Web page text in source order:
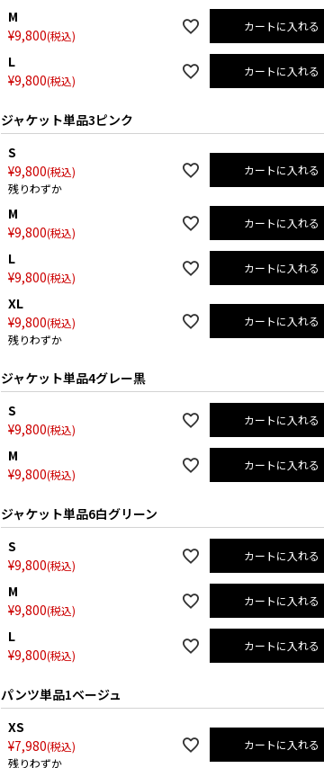
M
¥9,800 税込
カートに入れる
L
¥9,800 税込
カートに入れる
ジャケット単品3ピンク
S
¥9,800 税込
残りわずか
カートに入れる
M
¥9,800 税込
カートに入れる
L
¥9,800 税込
カートに入れる
XL
¥9,800 税込
残りわずか
カートに入れる
ジャケット単品4グレー黒
S
¥9,800 税込
カートに入れる
M
¥9,800 税込
カートに入れる
ジャケット単品6白グリーン
S
¥9,800 税込
カートに入れる
M
¥9,800 税込
カートに入れる
L
¥9,800 税込
カートに入れる
パンツ単品1ベージュ
XS
¥7,980 税込
残りわずか
カートに入れる